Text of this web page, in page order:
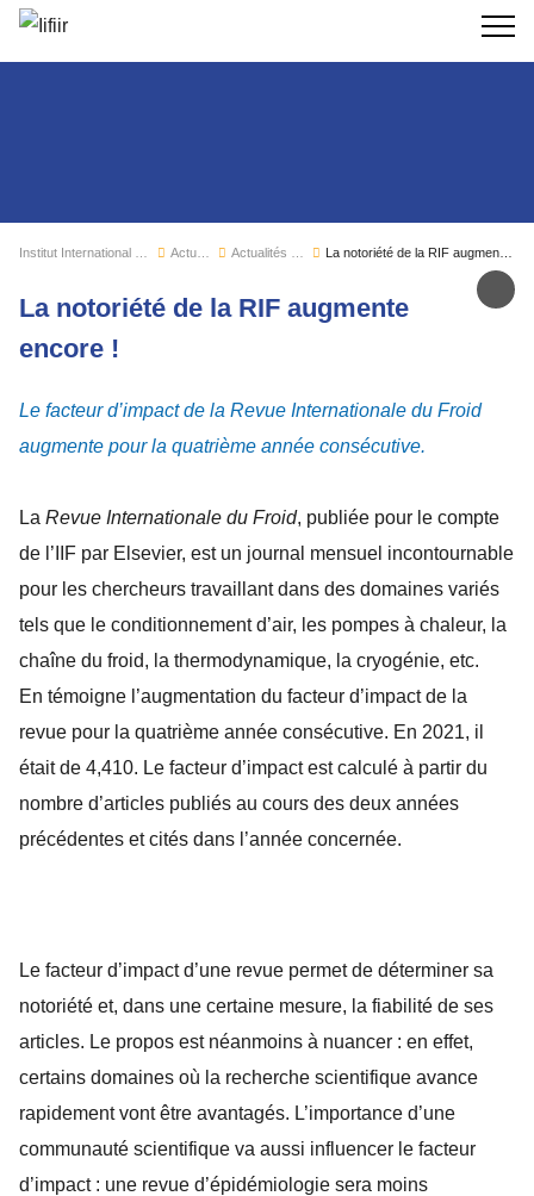
Actualités
La notoriété de la RIF augmente encore !
La notoriété de la RIF augmente
encore !
Le facteur d’impact de la Revue Internationale du Froid
augmente pour la quatrième année consécutive.
La Revue Internationale du Froid, publiée pour le compte
de l’IIF par Elsevier, est un journal mensuel incontournable
pour les chercheurs travaillant dans des domaines variés
tels que le conditionnement d’air, les pompes à chaleur, la
chaîne du froid, la thermodynamique, la cryogénie, etc.
En témoigne l’augmentation du facteur d’impact de la
revue pour la quatrième année consécutive. En 2021, il
était de 4,410. Le facteur d’impact est calculé à partir du
nombre d’articles publiés au cours des deux années
précédentes et cités dans l’année concernée.
Le facteur d’impact d’une revue permet de déterminer sa
notoriété et, dans une certaine mesure, la fiabilité de ses
articles. Le propos est néanmoins à nuancer : en effet,
certains domaines où la recherche scientifique avance
rapidement vont être avantagés. L’importance d’une
communauté scientifique va aussi influencer le facteur
d’impact : une revue d’épidémiologie sera moins